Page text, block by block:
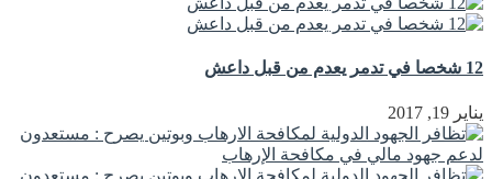
12 شخصا في تدمر يعدم من قبل داعش
يناير 19, 2017